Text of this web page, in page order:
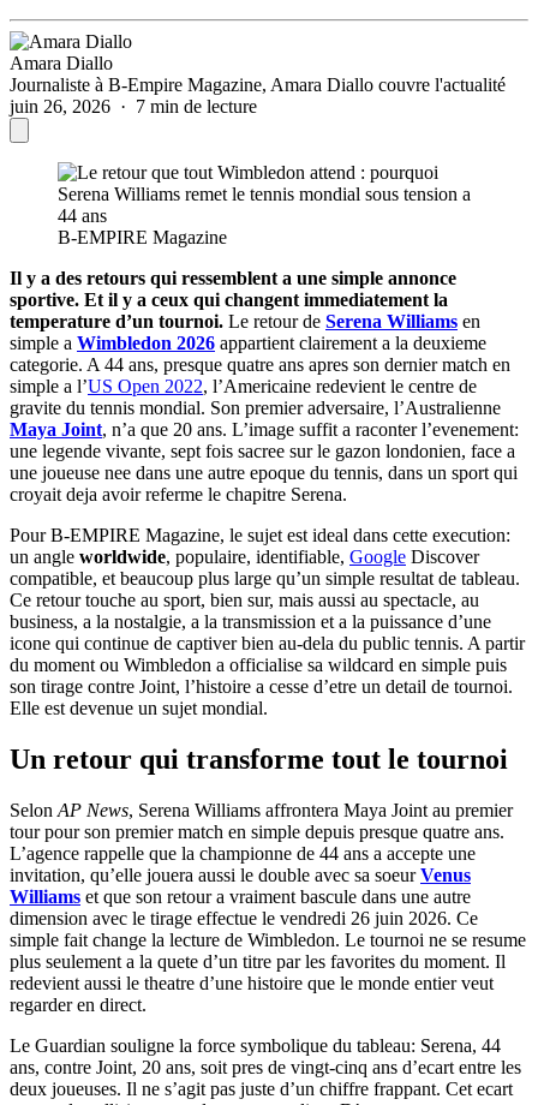
Amara Diallo
Journaliste à B-Empire Magazine, Amara Diallo couvre l'actualité
juin 26, 2026 · 7 min de lecture
B-EMPIRE Magazine
Il y a des retours qui ressemblent a une simple annonce
sportive. Et il y a ceux qui changent immediatement la
temperature d’un tournoi. Le retour de Serena Williams en
simple a Wimbledon 2026 appartient clairement a la deuxieme
categorie. A 44 ans, presque quatre ans apres son dernier match en
simple a l’US Open 2022, l’Americain​e redevient le centre de
gravite du tennis mondial. Son premier adversaire, l’Australienne
Maya Joint, n’a que 20 ans. L’image suffit a raconter l’evenement:
une legende vivante, sept fois sacree sur le gazon londonien, face a
une joueuse nee dans une autre epoque du tennis, dans un sport qui
croyait deja avoir referme le chapitre Serena.
Pour B-EMPIRE Magazine, le sujet est ideal dans cette execution:
un angle worldwide, populaire, identifiable, Google Discover
compatible, et beaucoup plus large qu’un simple resultat de tableau.
Ce retour touche au sport, bien sur, mais aussi au spectacle, au
business, a la nostalgie, a la transmission et a la puissance d’une
icone qui continue de captiver bien au-dela du public tennis. A partir
du moment ou Wimbledon a officialise sa wildcard en simple puis
son tirage contre Joint, l’histoire a cesse d’etre un detail de tournoi.
Elle est devenue un sujet mondial.
Un retour qui transforme tout le tournoi
Selon AP News, Serena Williams affrontera Maya Joint au premier
tour pour son premier match en simple depuis presque quatre ans.
L’agence rappelle que la championne de 44 ans a accepte une
invitation, qu’elle jouera aussi le double avec sa soeurVenus
Williams et que son retour a vraiment bascule dans une autre
dimension avec le tirage effectue le vendredi 26 juin 2026. Ce
simple fait change la lecture de Wimbledon. Le tournoi ne se resume
plus seulement a la quete d’un titre par les favorites du moment. Il
redevient aussi le theatre d’une histoire que le monde entier veut
regarder en direct.
Le Guardian souligne la force symbolique du tableau: Serena, 44
ans, contre Joint, 20 ans, soit pres de vingt-cinq ans d’ecart entre les
deux joueuses. Il ne s’agit pas juste d’un chiffre frappant. Cet ecart